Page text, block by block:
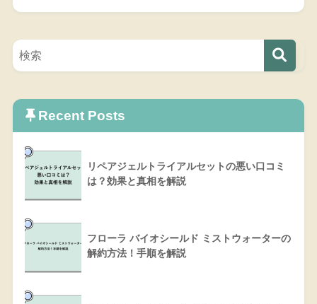
Recent Posts
リペアジェルトライアルセットの悪い口コミ
は？効果と真相を解説
フローラ バイオシールド ミストウォーターの
解約方法！手順を解説